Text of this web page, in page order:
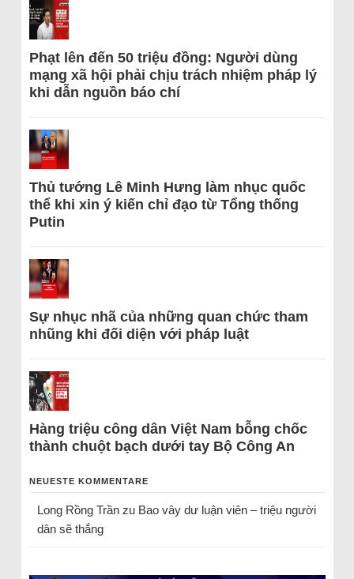
Phạt lên đến 50 triệu đồng: Người dùng
mạng xã hội phải chịu trách nhiệm pháp lý
khi dẫn nguồn báo chí
Thủ tướng Lê Minh Hưng làm nhục quốc
thể khi xin ý kiến chỉ đạo từ Tổng thống
Putin
Sự nhục nhã của những quan chức tham
nhũng khi đối diện với pháp luật
Hàng triệu công dân Việt Nam bỗng chốc
thành chuột bạch dưới tay Bộ Công An
NEUESTE KOMMENTARE
Long Rồng Trầnzu Bao vây dư luận viên – triệu người
dân sẽ thắng